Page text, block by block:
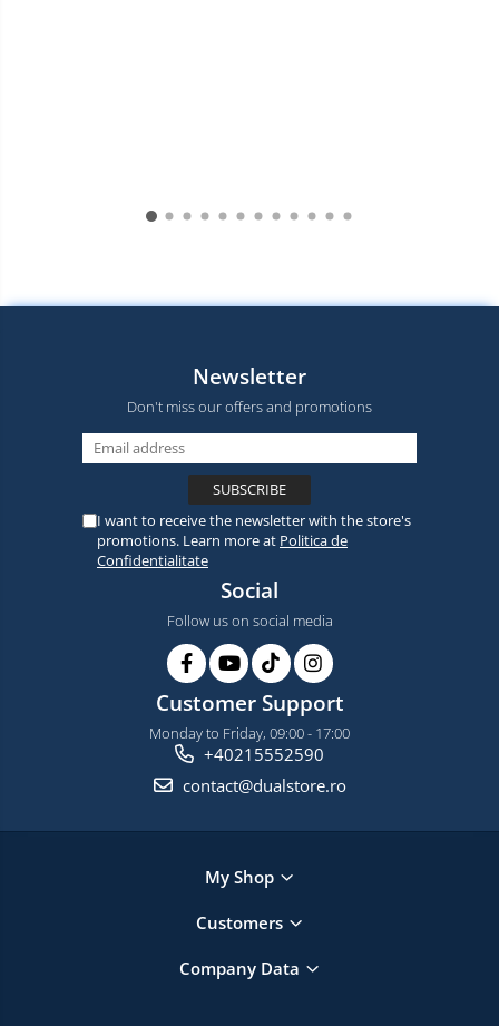
Newsletter
Don't miss our offers and promotions
I want to receive the newsletter with the store's
promotions. Learn more at Politica de
Confidentialitate
Social
Follow us on social media
Customer Support
Monday to Friday, 09:00 - 17:00
+40215552590
contact@dualstore.ro
My Shop
Customers
Company Data